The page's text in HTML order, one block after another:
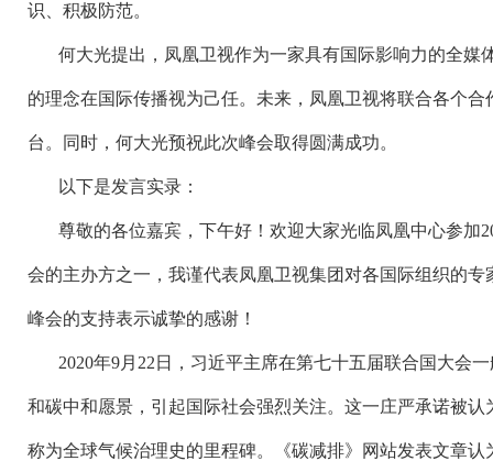
识、积极防范。
何大光提出，凤凰卫视作为一家具有国际影响力的全媒
的理念在国际传播视为己任。未来，凤凰卫视将联合各个
台。同时，何大光预祝此次峰会取得圆满成功。
以下是发言实录：
尊敬的各位嘉宾，下午好！欢迎大家光临凤凰中心参加
会的主办方之一，我谨代表凤凰卫视集团对各国际组织的
峰会的支持表示诚挚的感谢！
2020年9月22日，习近平主席在第七十五届联合国大会
和碳中和愿景，引起国际社会强烈关注。这一庄严承诺被
称为全球气候治理史的里程碑。《碳减排》网站发表文章